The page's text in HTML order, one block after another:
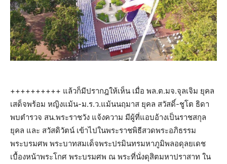
++++++++++ แล้วก็มีปรากฎให้เห็น เมื่อ พล.ต.มจ.จุลเจิม ยุคล
เสด็จพร้อม หญิงแม้น-ม.ร.ว.แม้นนฤมาส ยุคล สวัสดิ์-ชูโต ธิดา
พบตำรวจ สน.พระราชวัง แจ้งความ มีผู้ที่แอบอ้างเป็นราชสกุล
ยุคล และ สวัสดิวัตน์ เข้าไปในพระราชพิธีสวดพระอภิธรรม
พระบรมศพ พระบาทสมเด็จพระปรมินทรมหาภูมิพลอดุลยเดช
เบื้องหน้าพระโกศ พระบรมศพ ณ พระที่นั่งดุสิตมหาปราสาท ใน